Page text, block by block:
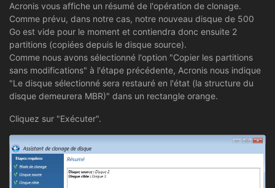
Acronis vous affiche un résumé de l'opération de clonage.
Comme prévu, dans notre cas, notre nouveau disque de 500
Go est vide pour le moment et contiendra donc ensuite 2
partitions (copiées depuis le disque source).
Comme nous avons sélectionné l'option "Copier les partitions
sans modifications" à l'étape précédente, Acronis nous indique
"Le disque sélectionné sera restauré en l'état (la structure du
disque demeurera MBR)" dans un rectangle orange.
Cliquez sur "Exécuter".